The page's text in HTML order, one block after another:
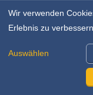
Wir verwenden
Erlebnis zu
Auswählen